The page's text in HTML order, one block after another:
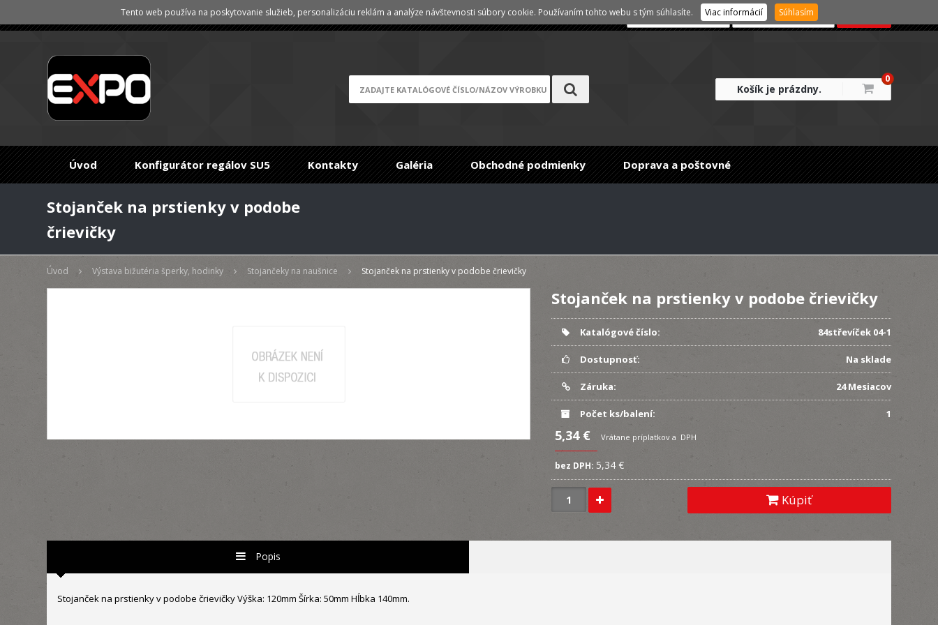
Registrace /Zabudnuté heslo
Košík je prázdny.
0
Úvod Konfigurátor regálov SU5 Kontakty Galéria Obchodné podmienky Doprava a poštovné
Stojanček na prstienky v podobe
črievičky
Úvod Výstava bižutéria šperky, hodinky Stojančeky na naušnice Stojanček na prstienky v podobe črievičky
Stojanček na prstienky v podobe črievičky
Katalógové číslo: 84střevíček 04-1
Dostupnosť: Na sklade
Záruka: 24 Mesiacov
Počet ks/balení: 1
5,34 € Vrátane príplatkov a DPH
bez DPH: 5,34 €
Kúpiť
Popis
Stojanček na prstienky v podobe črievičky Výška: 120mm Šírka: 50mm Hĺbka 140mm.
Tento web používa na poskytovanie služieb, personalizáciu reklám a analýze návštevnosti súbory cookie. Používaním tohto webu s tým súhlasíte. Viac informácií Súhlasím